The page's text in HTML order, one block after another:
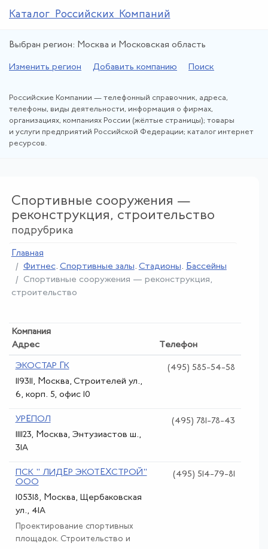
Каталог Российских Компаний
Выбран регион: Москва и Московская область
Изменить регион Добавить компанию Поиск
Российские Компании — телефонный справочник, адреса,
телефоны, виды деятельности, информация о фирмах,
организациях, компаниях России (жёлтые страницы); товары
и услуги предприятий Российской Федерации; каталог интернет
ресурсов.
Спортивные сооружения —
реконструкция, строительство
подрубрика
Главная
Фитнес. Спортивные залы. Стадионы. Бассейны
Спортивные сооружения — реконструкция,
строительство
Компания
Адрес
Телефон
ЭКОСТАР ГК
119311, Москва, Строителей ул.,
6, корп. 5, офис 10
(495) 585-54-58
УРЕПОЛ
111123, Москва, Энтузиастов ш.,
31А
(495) 781-78-43
ПСК " ЛИДЕР ЭКОТЕХСТРОЙ"
ООО
105318, Москва, Щербаковская
ул., 41А
Проектирование спортивных
площадок. Строительство и
(495) 514-79-81